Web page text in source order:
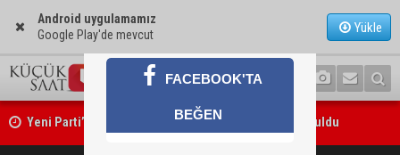
Android uygulamamız
Google Play'de mevcut
Yükle
Yeni Parti’nin Sarıçam ve Karataş teşkilatları oluşturuldu
FACEBOOK'TA
BEĞEN